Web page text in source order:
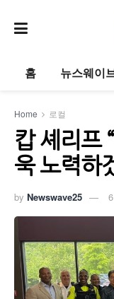
홈 뉴스웨이
Home 로컬
캅 셰리프
욱 노력하
by Newswave25